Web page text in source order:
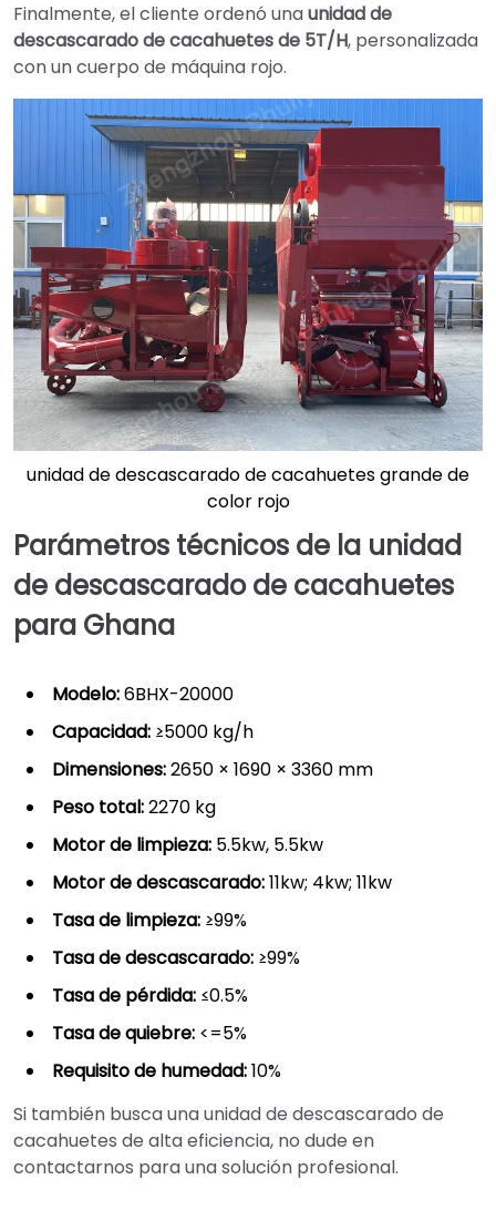
Finalmente, el cliente ordenó unaunidad de
descascarado de cacahuetes de 5T/H, personalizada
con un cuerpo de máquina rojo.
unidad de descascarado de cacahuetes grande de
color rojo
Parámetros técnicos de la unidad
de descascarado de cacahuetes
para Ghana
Modelo:6BHX-20000
Capacidad: ≥5000 kg/h
Dimensiones:2650 × 1690 × 3360 mm
Peso total:2270 kg
Motor de limpieza: 5.5kw, 5.5kw
Motor de descascarado:11kw; 4kw; 11kw
Tasa de limpieza: ≥99%
Tasa de descascarado: ≥99%
Tasa de pérdida: ≤0.5%
Tasa de quiebre: <=5%
Requisito de humedad:10%
Si también busca una unidad de descascarado de
cacahuetes de alta eficiencia, no dude en
contactarnos para una solución profesional.